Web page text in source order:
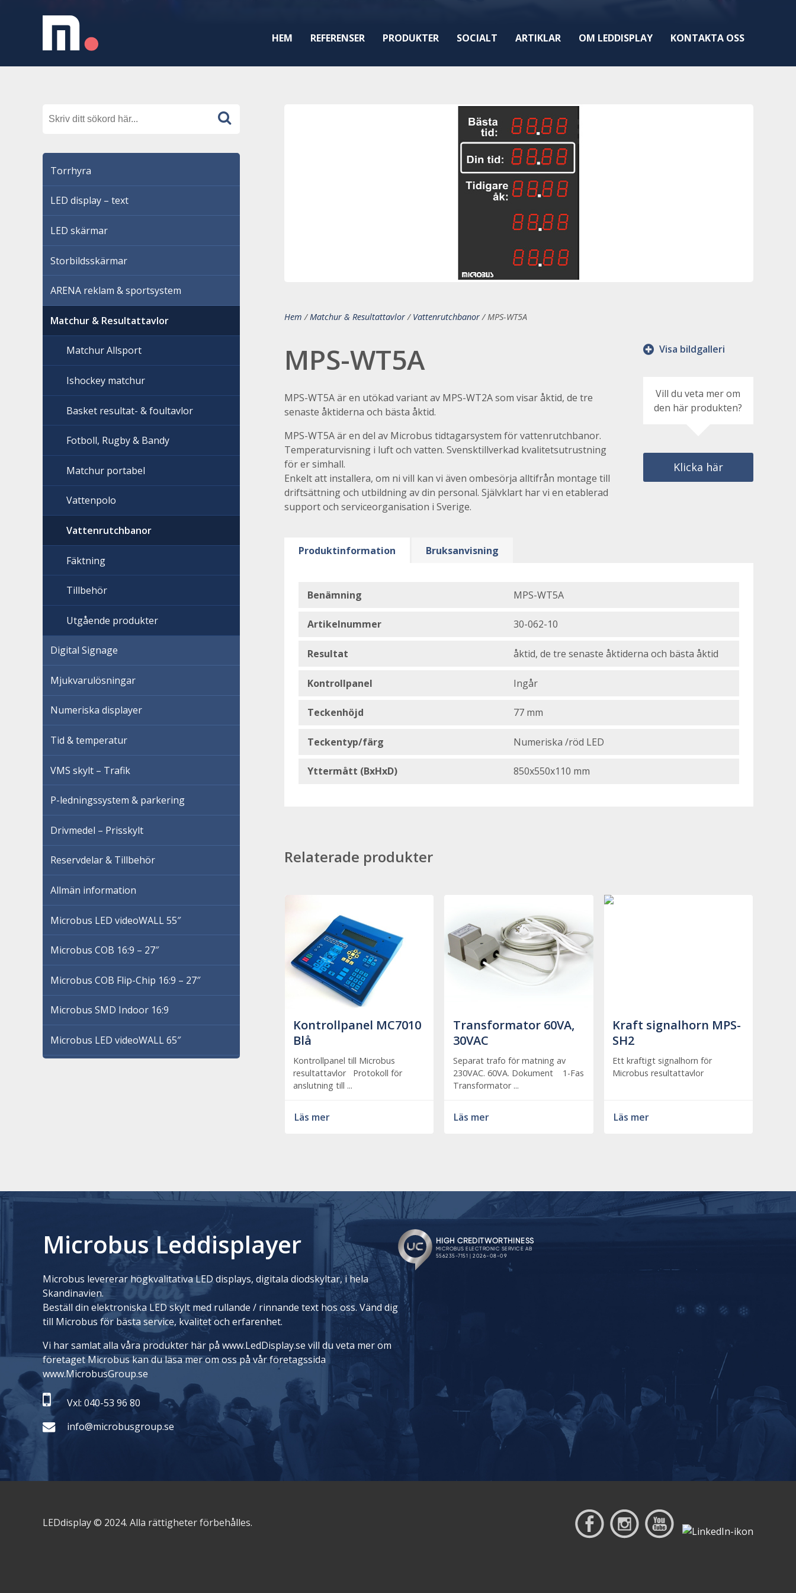
HEM REFERENSER PRODUKTER SOCIALT ARTIKLAR OM LEDDISPLAY KONTAKTA OSS
Hem /Matchur & Resultattavlor/ Vattenrutchbanor/MPS-WT5A
MPS-WT5A
MPS-WT5A är en utökad variant av MPS-WT2A som visar åktid, de tre
senaste åktiderna och bästa åktid.
MPS-WT5A är en del av Microbus tidtagarsystem för vattenrutchbanor.
Temperaturvisning i luft och vatten. Svensktillverkad kvalitetsutrustning
för er simhall.
Enkelt att installera, om ni vill kan vi även ombesörja alltifrån montage till
driftsättning och utbildning av din personal. Självklart har vi en etablerad
support och serviceorganisation i Sverige.
Visa bildgalleri
Vill du veta mer om
den här produkten?
Klicka här
Produktinformation Bruksanvisning
Benämning MPS-WT5A
Artikelnummer 30-062-10
Resultat åktid, de tre senaste åktiderna och bästa åktid
Kontrollpanel Ingår
Teckenhöjd 77 mm
Teckentyp/färg Numeriska /röd LED
Yttermått (BxHxD) 850x550x110 mm
Relaterade produkter
Kontrollpanel MC7010
Blå
Kontrollpanel till Microbus
resultattavlor Protokoll för
anslutning till ...
Läs mer
Transformator 60VA,
30VAC
Separat trafo för matning av
230VAC. 60VA. Dokument 1-Fas
Transformator ...
Läs mer
Kraft signalhorn MPS-
SH2
Ett kraftigt signalhorn för
Microbus resultattavlor
Läs mer
Torrhyra
LED display – text
LED skärmar
Storbildsskärmar
ARENA reklam & sportsystem
Matchur & Resultattavlor
Matchur Allsport
Ishockey matchur
Basket resultat- & foultavlor
Fotboll, Rugby & Bandy
Matchur portabel
Vattenpolo
Vattenrutchbanor
Fäktning
Tillbehör
Utgående produkter
Digital Signage
Mjukvarulösningar
Numeriska displayer
Tid & temperatur
VMS skylt – Trafik
P-ledningssystem & parkering
Drivmedel – Prisskylt
Reservdelar & Tillbehör
Allmän information
Microbus LED videoWALL 55″
Microbus COB 16:9 – 27″
Microbus COB Flip-Chip 16:9 – 27″
Microbus SMD Indoor 16:9
Microbus LED videoWALL 65″
Microbus Leddisplayer
Microbus levererar högkvalitativa LED displays, digitala diodskyltar, i hela
Skandinavien.
Beställ din elektroniska LED skylt med rullande / rinnande text hos oss. Vänd dig
till Microbus för bästa service, kvalitet och erfarenhet.
Vi har samlat alla våra produkter här på www.LedDisplay.se vill du veta mer om
företaget Microbus kan du läsa mer om oss på vår företagssida
www.MicrobusGroup.se
Vxl: 040-53 96 80
info@microbusgroup.se
LEDdisplay © 2024. Alla rättigheter förbehålles.